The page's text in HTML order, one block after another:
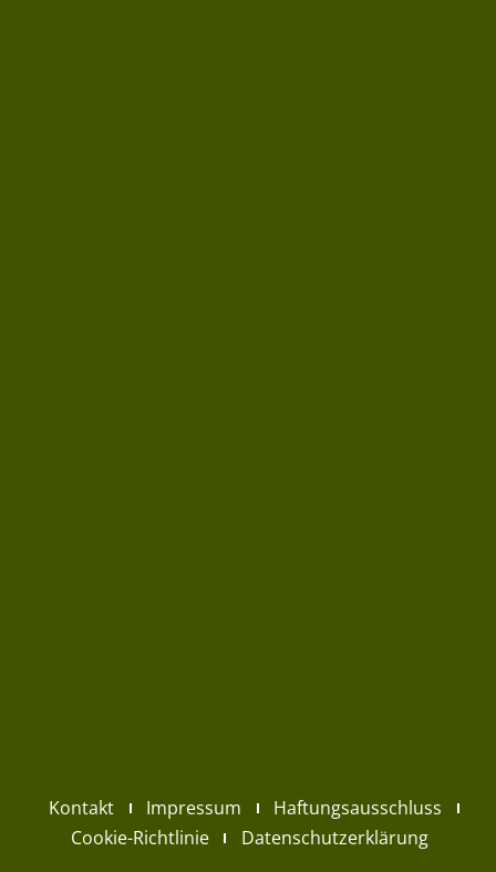
Kontakt Impressum
Haftungsausschluss
Cookie-Richtlinie
Datenschutzerklärung